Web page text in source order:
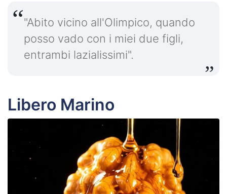
"Abito vicino all'Olimpico, quando
posso vado con i miei due figli,
entrambi lazialissimi".
Libero Marino